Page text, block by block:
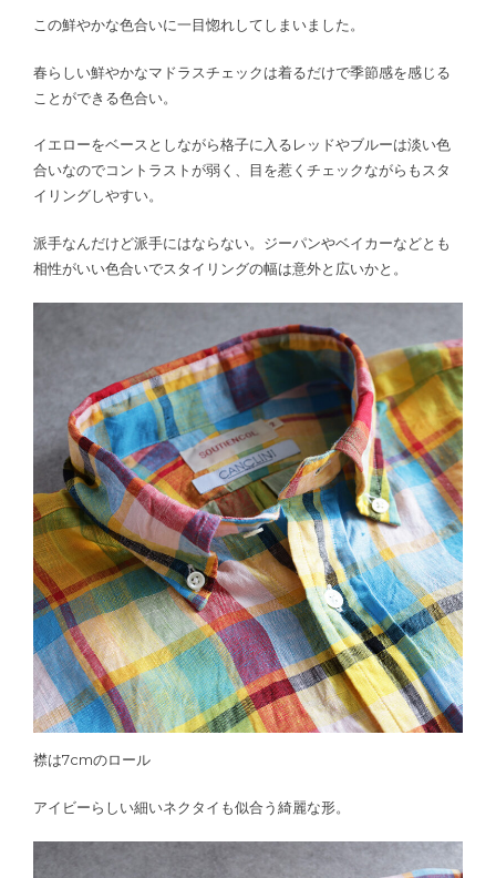
この鮮やかな色合いに一目惚れしてしまいました。
春らしい鮮やかなマドラスチェックは着るだけで季節感を感じる
ことができる色合い。
イエローをベースとしながら格子に入るレッドやブルーは淡い色
合いなのでコントラストが弱く、目を惹くチェックながらもスタ
イリングしやすい。
派手なんだけど派手にはならない。ジーパンやベイカーなどとも
相性がいい色合いでスタイリングの幅は意外と広いかと。
襟は7cmのロール
アイビーらしい細いネクタイも似合う綺麗な形。